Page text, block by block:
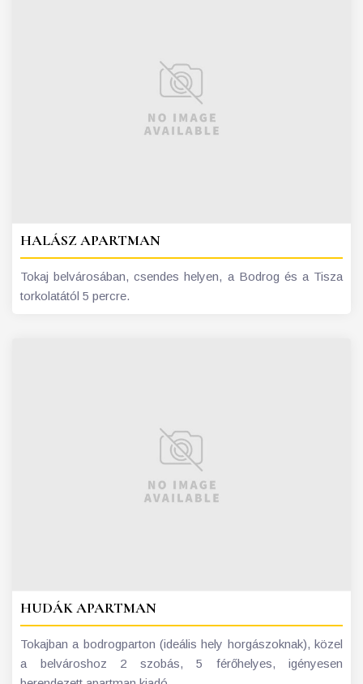
HALÁSZ APARTMAN
Tokaj belvárosában, csendes helyen, a Bodrog és a Tisza
torkolatától 5 percre.
HUDÁK APARTMAN
Tokajban a bodrogparton (ideális hely horgászoknak), közel
a belvároshoz 2 szobás, 5 férőhelyes, igényesen